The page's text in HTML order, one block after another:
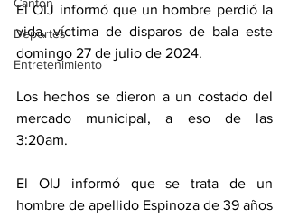
Deportes
Entretenimiento
El OIJ informó que un hombre perdió la
vida, víctima de disparos de bala este
domingo 27 de julio de 2024.
Los hechos se dieron a un costado del
mercado municipal, a eso de las
3:20am.
El OIJ informó que se trata de un
hombre de apellido Espinoza de 39 años